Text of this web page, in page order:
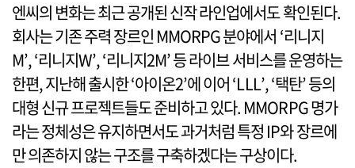
엔씨의 변화는 최근 공개된 신작 라인업에서도 확인된다.
회사는 기존 주력 장르인 MMORPG 분야에서 ‘리니지
M’, ‘리니지W’, ‘리니지2M’ 등 라이브 서비스를 운영하는
한편, 지난해 출시한 ‘아이온2’에 이어 ‘LLL’, ‘택탄’ 등의
대형 신규 프로젝트들도 준비하고 있다. MMORPG 명가
라는 정체성은 유지하면서도 과거처럼 특정 IP와 장르에
만 의존하지 않는 구조를 구축하겠다는 구상이다.